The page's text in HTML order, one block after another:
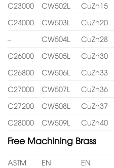
C23000
CW502L CuZn15
C24000
CW503L CuZn20
–
CW504L CuZn28
C26000
CW505L CuZn30
C26800
CW506L CuZn33
C27000
CW507L CuZn36
C27200
CW508L CuZn37
C28000
CW509L CuZn40
Free Machining Brass
ASTM EN EN